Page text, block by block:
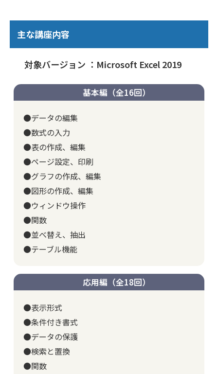
主な講座内容
対象バージョン ：Microsoft Excel 2019
基本編（全16回）
●データの編集
●数式の入力
●表の作成、編集
●ページ設定、印刷
●グラフの作成、編集
●図形の作成、編集
●ウィンドウ操作
●関数
●並べ替え、抽出
●テーブル機能
応用編（全18回）
●表示形式
●条件付き書式
●データの保護
●検索と置換
●関数